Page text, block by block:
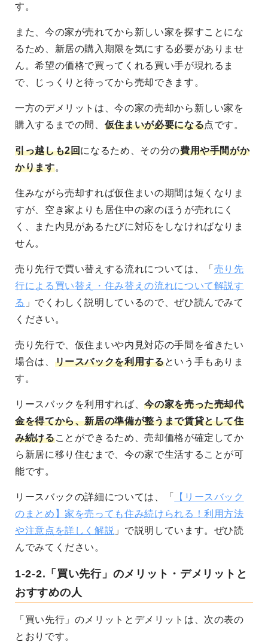
す。
また、今の家が売れてから新しい家を探すことにな
るため、新居の購入期限を気にする必要がありませ
ん。希望の価格で買ってくれる買い手が現れるま
で、じっくりと待ってから売却できます。
一方のデメリットは、今の家の売却から新しい家を
購入するまでの間、 仮住まいが必要になる点です。
引っ越しも2回になるため、その分の費用や手間がか
かります。
住みながら売却すれば仮住まいの期間は短くなりま
すが、空き家よりも居住中の家のほうが売れにく
く、また内見があるたびに対応をしなければなりま
せん。
売り先行で買い替えする流れについては、「 売り先
行による買い替え・住み替えの流れについて解説す
る 」でくわしく説明しているので、ぜひ読んでみて
ください。
売り先行で、仮住まいや内見対応の手間を省きたい
場合は、 リースバックを利用するという手もありま
す。
リースバックを利用すれば、今の家を売った売却代
金を得てから、新居の準備が整うまで賃貸として住
み続けることができるため、売却価格が確定してか
ら新居に移り住むまで、今の家で生活することが可
能です。
リースバックの詳細については、「
【リースバック
のまとめ】家を売っても住み続けられる！利用方法
や注意点を詳しく解説 」で説明しています。ぜひ読
んでみてください。
1-2-2.「買い先行」のメリット・デメリットと
おすすめの人
「買い先行」のメリットとデメリットは、次の表の
とおりです。